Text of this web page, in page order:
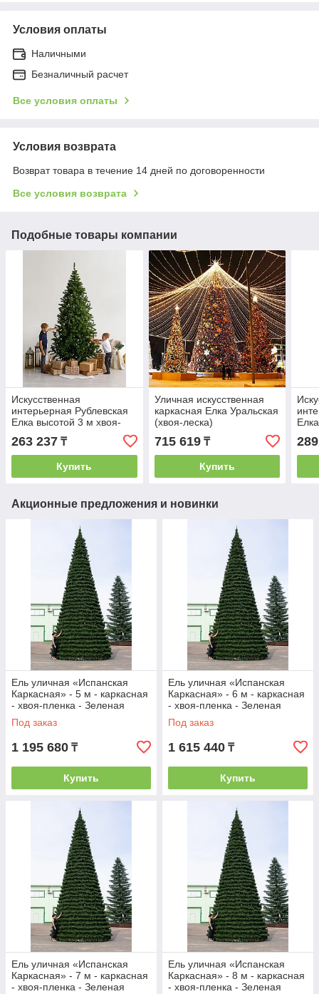
Условия оплаты
Наличными
Безналичный расчет
Все условия оплаты
Условия возврата
Возврат товара в течение 14 дней по договоренности
Все условия возврата
Подобные товары компании
Искусственная
интерьерная Рублевская
Елка высотой 3 м хвоя-
263 237 ₸
Купить
Уличная искусственная
каркасная Елка Уральская
(хвоя-леска)
715 619₸
Купить
Акционные предложения и новинки
Ель уличная «Испанская
Каркасная» - 5 м - каркасная
- хвоя-пленка - Зеленая
Под заказ
1 195 680 ₸
Купить
Ель уличная «Испанская
Каркасная» - 6 м - каркасная
- хвоя-пленка - Зеленая
Под заказ
1 615 440 ₸
Купить
Ель уличная «Испанская
Каркасная» - 7 м - каркасная
- хвоя-пленка - Зеленая
Ель уличная «Испанская
Каркасная» - 8 м - каркасная
- хвоя-пленка - Зеленая